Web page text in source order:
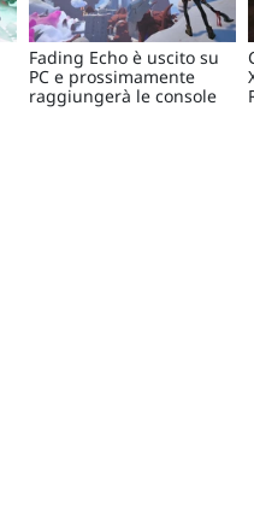
Fading Echo è uscito su
PC e prossimamente
raggiungerà le console